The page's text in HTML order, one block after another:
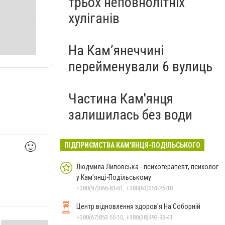
🙂
хуліганів
На Камʼянеччині
перейменували 6 вулиць
Частина Кам'янця
залишилась без води
ПІДПРИЄМСТВА КАМ'ЯНЦЯ-ПОДІЛЬСЬКОГО
Людмила Липовська - психотерапевт, психолог
у Кам'янці-Подільському
+380(97)066-83-61, +380(63)351-25-18
Центр відновлення здоров'я На Соборній
+380(67)853-55-10, +380(38)493-93-41